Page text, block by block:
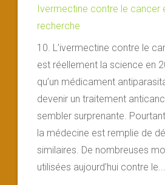
Ivermectine contre le cancer
recherche
10. L’ivermectine contre le
est réellement la science en
qu’un médicament
devenir un traitement
sembler surprenante.
la médecine est remplie de
similaires. De nombreuses
utilisées aujourd’hui contre le...